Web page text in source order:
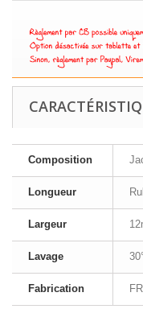
Composition
Longueur
Largeur
Lavage
Fabrication